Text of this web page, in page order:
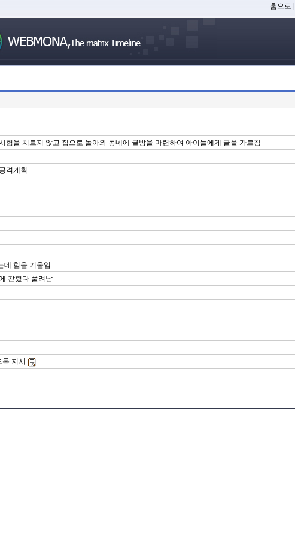
홈으로
을 치르지 않고 집으로 돌아와 동네에 글방을 마련하여 아이들에게 글을 가르침
격계획
데 힘을 기울임
갇혔다 풀려남
지시